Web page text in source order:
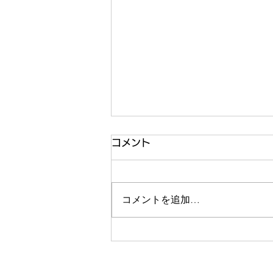
クリスマスケーキ2025 予
コメント
コメントを追加…